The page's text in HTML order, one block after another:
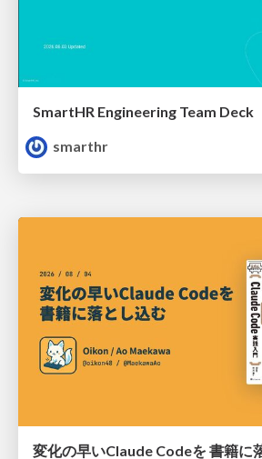
SmartHR Engineering Team Deck
smarthr
変化の早いClaude Codeを 書籍に